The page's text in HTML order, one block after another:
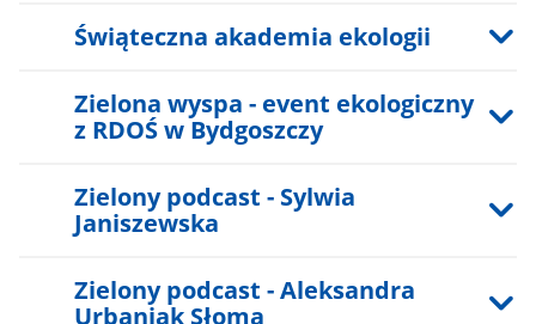
Świąteczna akademia ekologii
Zielona wyspa - event ekologiczny
z RDOŚ w Bydgoszczy
Zielony podcast - Sylwia
Janiszewska
Zielony podcast - Aleksandra
Urbaniak Słoma